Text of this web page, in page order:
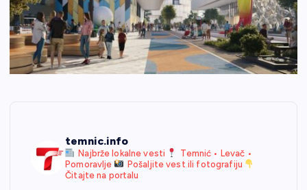
temnic.info
Najbrže lokalne vesti
Temnić • Levač •
Pomoravlje
Pošaljite vest ili fotografiju
Čitajte na portalu